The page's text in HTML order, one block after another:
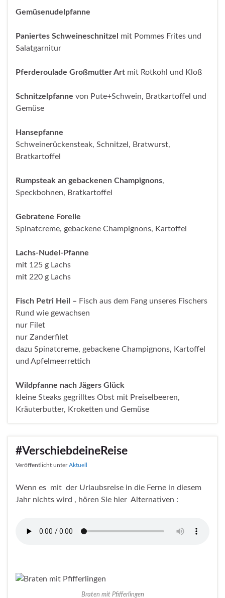
Gemüsenudelpfanne
Paniertes Schweineschnitzel
mit Pommes Frites und
Salatgarnitur
Pferderoulade Großmutter Art mit Rotkohl und Kloß
Schnitzelpfanne von Pute+Schwein, Bratkartoffel und
Gemüse
Hansepfanne
Schweinerückensteak, Schnitzel, Bratwurst,
Bratkartoffel
Rumpsteak an gebackenen Champignons,
Speckbohnen, Bratkartoffel
Gebratene Forelle
Spinatcreme, gebackene Champignons, Kartoffel
Lachs-Nudel-Pfanne
mit 125 g Lachs
mit 220 g Lachs
Fisch Petri Heil – Fisch aus dem Fang unseres Fischers
Rund wie gewachsen
nur Filet
nur Zanderfilet
dazu Spinatcreme, gebackene Champignons, Kartoffel
und Apfelmeerrettich
Wildpfanne nach Jägers Glück
kleine Steaks gegrilltes Obst mit Preiselbeeren,
Kräuterbutter, Kroketten und Gemüse
#VerschiebdeineReise
Veröffentlicht unterAktuell
Wenn es mit der Urlaubsreise in die Ferne in diesem
Jahr nichts wird , hören Sie hier Alternativen :
Braten mit Pfifferlingen